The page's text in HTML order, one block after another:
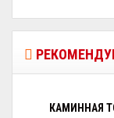
КАМИННАЯ